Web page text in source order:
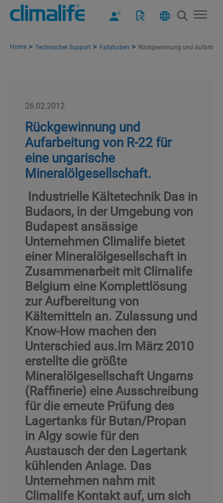
Home Technischer Support Fallstudien Rückgewinnung und
26.02.2012
Rückgewinnung und
Aufarbeitung von R-22 für
eine ungarische
Mineralölgesellschaft.
Industrielle Kältetechnik Das in
Budaors, in der Umgebung von
Budapest ansässige
Unternehmen Climalife bietet
einer Mineralölgesellschaft in
Zusammenarbeit mit Climalife
Belgium eine Komplettlösung
zur Aufbereitung von
Kältemitteln an. Zulassung und
Know-How machen den
Unterschied aus.Im März 2010
erstellte die größte
Mineralölgesellschaft Ungarns
(Raffinerie) eine Ausschreibung
für die erneute Prüfung des
Lagertanks für Butan/Propan
in Algy sowie für den
Austausch der den Lagertank
kühlenden Anlage. Das
Unternehmen nahm mit
Climalife Kontakt auf, um sich